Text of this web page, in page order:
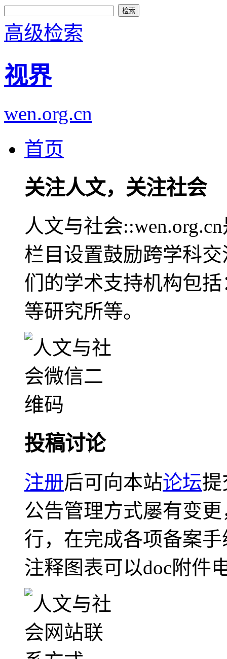
高级检索
视界
wen.org.cn
首页
关注人文，关注社会
人文与社会
栏目设置鼓励跨学科
们的学术支持机构包
等研究所等。
投稿讨论
注册后可向本站论坛提
公告管理方式屡有变
行，在完成各项备案
注释图表可以doc附件